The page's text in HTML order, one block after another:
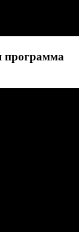
программа